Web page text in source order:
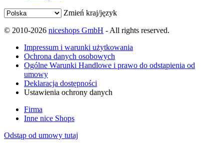
Zmień kraj/język
© 2010-2026 niceshops GmbH - All rights reserved.
Impressum i warunki użytkowania
Ochrona danych osobowych
Ogólne Warunki Handlowe i prawo do odstąpienia od
umowy
Deklaracja dostępności
Ustawienia ochrony danych
Firma
Inne nice Shops
Odstąp od umowy tutaj